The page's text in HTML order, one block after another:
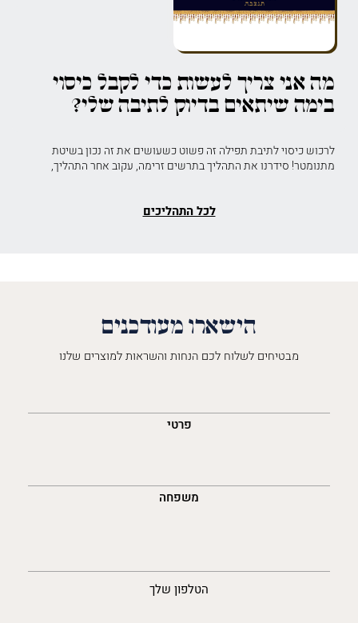
מה אני צריך לעשות כדי לקבל כיסוי
בימה שיתאים בדיוק לתיבה שלי?
לרכוש כיסוי לתיבת תפילה זה פשוט כשעושים את זה נכון בשיטת
מתנומטר! סידרנו את התהליך בתרשים זרימה, עקוב אחר התהליך,
לכל התהליכים
הישארו מעודכנים
מבטיחים לשלוח לכם הנחות והשראות למוצרים שלנו
פרטי
משפחה
הטלפון שלך